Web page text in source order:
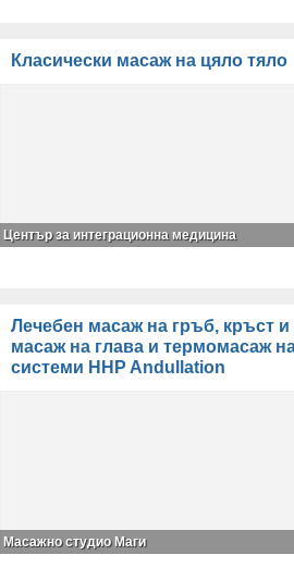
Класически масаж на цяло тяло
Център за интеграционна медицина
Лечебен масаж на гръб, кръст
масаж на глава и термомасаж
системи HHP Andullation
Масажно студио Маги